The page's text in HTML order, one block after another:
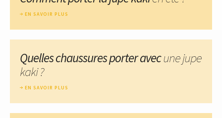
EN SAVOIR PLUS
Quelles chaussures porter avecune jupe
kaki ?
EN SAVOIR PLUS